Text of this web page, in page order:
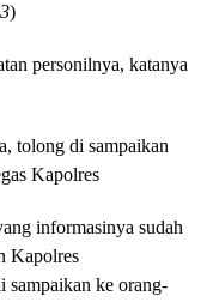
)
personilnya, katanya
tolong di sampaikan
Kapolres
informasinya sudah
Kapolres
sampaikan ke orang-